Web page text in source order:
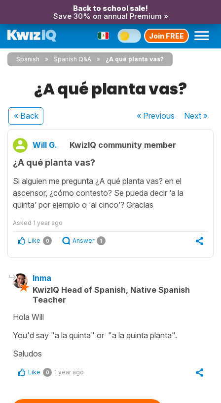
Back to school sale!
Save 30% on annual Premium »
Join FREE
Spanish Spanish Q&A ¿A qué planta vas?
¿A qué planta vas?
« Back « Previous Next»
Will G. KwizIQ community member
¿A qué planta vas?
Si alguien me pregunta ¿A qué planta vas? en el
ascensor, ¿cómo contesto? Se pueda decir ‘a la
quinta’ por ejemplo o ‘al cinco’? Gracias
Asked 1 year ago
Like 0 Answer 1
Inma
KwizIQ Head of Spanish, Native Spanish
Teacher
Hola Will
You'd say "a la quinta" or "a la quinta planta".
Saludos
Like 0 1 year ago